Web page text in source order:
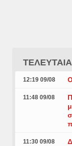
12:19 09/08
11:48 09/08
11:30 09/08